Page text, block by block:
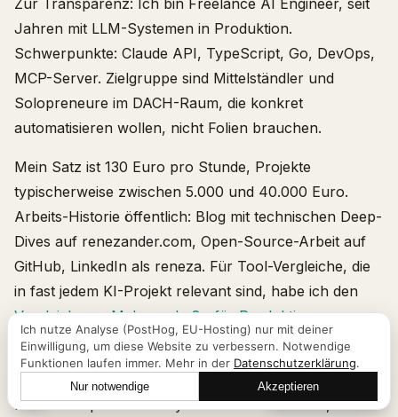
Zur Transparenz: Ich bin Freelance AI Engineer, seit
Jahren mit LLM-Systemen in Produktion.
Schwerpunkte: Claude API, TypeScript, Go, DevOps,
MCP-Server. Zielgruppe sind Mittelständler und
Solopreneure im DACH-Raum, die konkret
automatisieren wollen, nicht Folien brauchen.
Mein Satz ist 130 Euro pro Stunde, Projekte
typischerweise zwischen 5.000 und 40.000 Euro.
Arbeits-Historie öffentlich: Blog mit technischen Deep-
Dives auf renezander.com, Open-Source-Arbeit auf
GitHub, LinkedIn als reneza. Für Tool-Vergleiche, die
in fast jedem KI-Projekt relevant sind, habe ich den
Vergleich von Make und n8n für Produktions-
Workloads dokumentiert.
Ich bin kein Strategie-Haus. Wer eine dreissigseitige
KI-Roadmap mit Maturity-Assessment braucht,
Lass uns reden
Ich nutze Analyse (PostHog, EU-Hosting) nur mit deiner
Einwilligung, um diese Website zu verbessern. Notwendige
Funktionen laufen immer. Mehr in der Datenschutzerklärung.
Nur notwendige Akzeptieren